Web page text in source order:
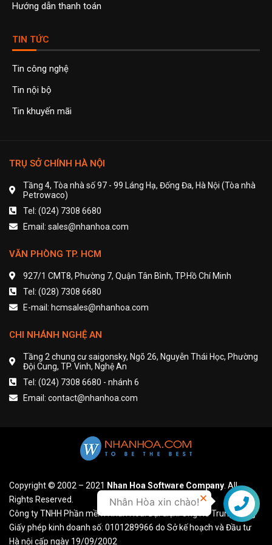
Hướng dẫn thanh toán
TIN TỨC
Tin công nghệ
Tin nội bộ
Tin khuyến mãi
TRỤ SỞ CHÍNH HÀ NỘI
Tầng 4, Tòa nhà số 97 - 99 Láng Hạ, Đống Đa, Hà Nội (Tòa nhà
Petrowaco)
Tel: (024) 7308 6680
Email: sales@nhanhoa.com
VĂN PHÒNG TP. HCM
927/1 CMT8, Phường 7, Quận Tân Bình, TP.Hồ Chí Minh
Tel: (028) 7308 6680
E-mail: hcmsales@nhanhoa.com
CHI NHÁNH NGHỆ AN
Tầng 2 chung cư saigonsky, Ngõ 26, Nguyễn Thái Học, Phường
Đội Cung, TP. Vinh, Nghệ An
Tel: (024) 7308 6680 - nhánh 6
Email: contact@nhanhoa.com
Copyright © 2002 – 2021 Nhan Hoa Software Company. All
Rights Reserved.
Công ty TNHH Phần mềm Nhân Hòa. Đại diện: Ông Hồ Trung Dũng
Giấy phép kinh doanh số: 0101289966 do Sở kế hoạch và Đầu tư
Hà nội cấp ngày 19/09/2002
Liên hệ
Nhân Hòa xin chào!